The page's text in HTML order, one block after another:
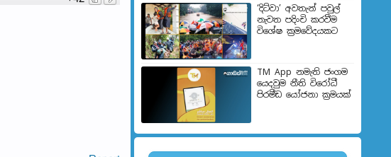
‘දිට්වා’ අවතැන් පවුල්
නැවත පදිංචි කරවීම
විශේෂ ක්‍රමවේදයකට
TM App නමැති ජංගම
යෙදවුම නීති විරෝධී
පිරමීඩ යෝජනා ක්‍රමයක්